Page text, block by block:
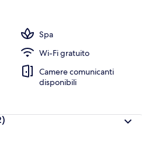
a
u
t
i
Spa
Wi-Fi gratuito
Camere comunicanti
disponibili